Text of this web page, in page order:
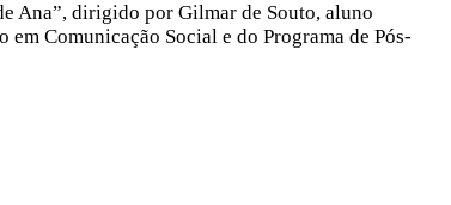
Ana”, dirigido por Gilmar de Souto, aluno
Comunicação Social e do Programa de Pós-